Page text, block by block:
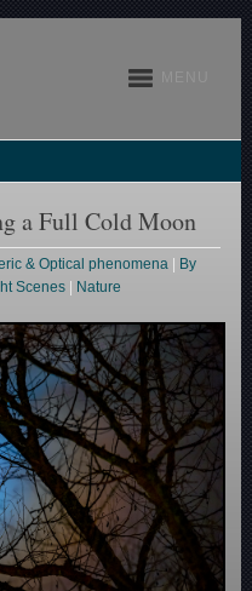
a Full Cold Moon
& Optical phenomena
By
Scenes Nature